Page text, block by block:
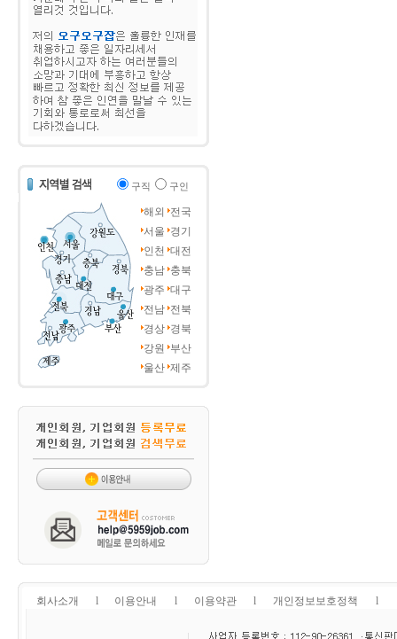
구직 구인
해외
전국
서울 경기
인천 대전
충남 충북
광주 대구
전남 전북
경상 경북
강원
부산
울산 제주
회사소개 l 이용안내 l 이용약관 l 개인정보보호정책 l